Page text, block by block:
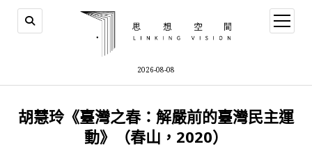
2026-08-08
open
menu
胡慧玲《臺灣之春：解嚴前的臺灣民主運
動》（春山，2020）